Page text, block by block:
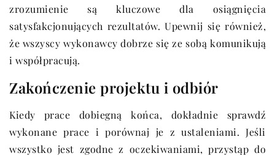
zrozumienie są kluczowe dla osiągnięcia
satysfakcjonujących rezultatów. Upewnij się również,
że wszyscy wykonawcy dobrze się ze sobą komunikują
i współpracują.
Zakończenie projektu i odbiór
Kiedy prace dobiegną końca, dokładnie sprawdź
wykonane prace i porównaj je z ustaleniami. Jeśli
wszystko jest zgodne z oczekiwaniami, przystąp do